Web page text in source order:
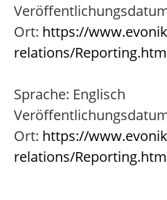
Ort: https://
relations/
Sprache: Englisch
Ort: https://
relations/